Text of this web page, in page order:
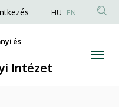
HU EN
és
Intézet